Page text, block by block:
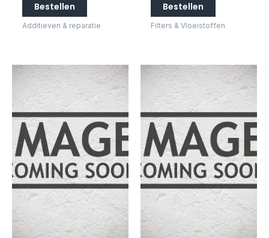
Bestellen
Additieven & reparatie
Bestellen
Filters & Vloeistoffen